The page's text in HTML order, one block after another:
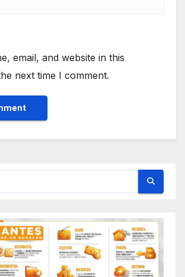
email, and website in this
next time I comment.